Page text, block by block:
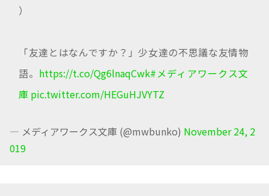
）
「友達とはなんですか？」少女達の不思議な友情物
語。 https://t.co/Qg6lnaqCwk#メディアワークス文
庫 pic.twitter.com/HEGuHJVYTZ
— メディアワークス文庫 (@mwbunko) November 24, 2
019